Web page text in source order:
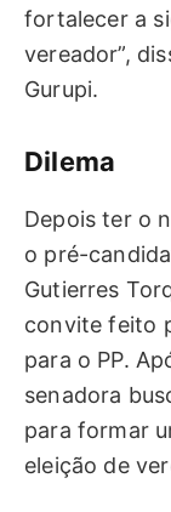
fortalecer a
vereador”,
Gurupi.
Dilema
Depois ter o
o pré-
Gutierres
convite feito
para o PP.
senadora
para formar
eleição de